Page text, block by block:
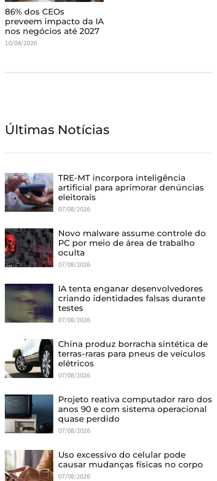
86% dos CEOs
preveem impacto da IA
nos negócios até 2027
10/04/2026
Últimas Notícias
TRE-MT incorpora inteligência
artificial para aprimorar denúncias
eleitorais
07/08/2026
Novo malware assume controle do
PC por meio de área de trabalho
oculta
07/08/2026
IA tenta enganar desenvolvedores
criando identidades falsas durante
testes
07/08/2026
China produz borracha sintética de
terras-raras para pneus de veículos
elétricos
07/08/2026
Projeto reativa computador raro dos
anos 90 e com sistema operacional
quase perdido
07/08/2026
Uso excessivo do celular pode
causar mudanças físicas no corpo
07/08/2026